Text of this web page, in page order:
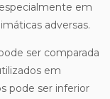
em
adversas.
ser comparada
em
pode ser inferior